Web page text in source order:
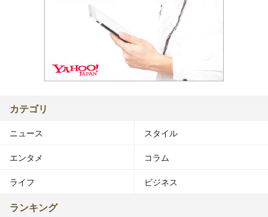
カテゴリ
ニュース スタイル
エンタメ コラム
ライフ ビジネス
ランキング